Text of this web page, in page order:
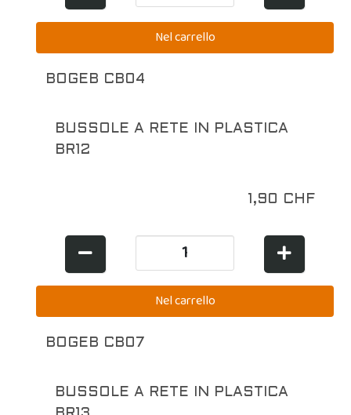
BOGEB CB04
BUSSOLE A RETE IN PLASTICA
BR12
1,90 CHF
BOGEB CB07
BUSSOLE A RETE IN PLASTICA